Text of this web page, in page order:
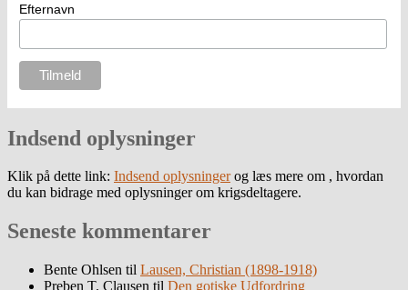
Efternavn
Indsend oplysninger
Klik på dette link: Indsend oplysningerog læs mere om , hvordan
du kan bidrage med oplysninger om krigsdeltagere.
Seneste kommentarer
Bente Ohlsen til Lausen, Christian (1898-1918)
Preben T. Clausen til Den gotiske Udfordring